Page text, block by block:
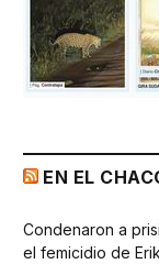
EN EL
Condenaron a
el femicidio de